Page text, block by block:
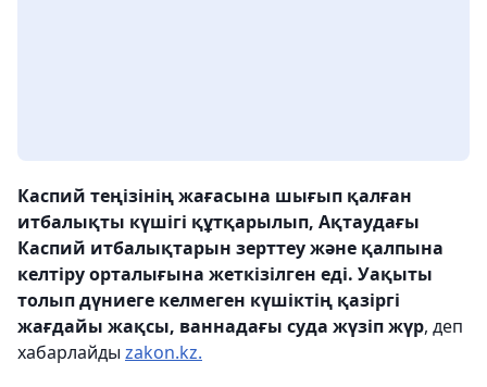
Каспий теңізінің жағасына шығып қалған
итбалықты күшігі құтқарылып, Ақтаудағы
Каспий итбалықтарын зерттеу және қалпына
келтіру орталығына жеткізілген еді. Уақыты
толып дүниеге келмеген күшіктің қазіргі
жағдайы жақсы, ваннадағы суда жүзіп жүр, деп
хабарлайды zakon.kz.